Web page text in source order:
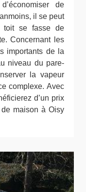
de
il se peut
toit se fasse de
Concernant les
importants de la
niveau du pare-
la vapeur
complexe. Avec
d’un prix
maison à Oisy